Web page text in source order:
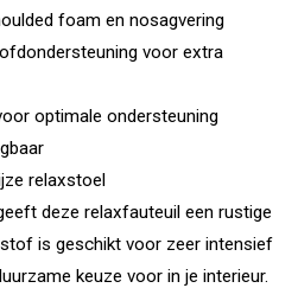
foam en nosagvering
voor extra
optimale ondersteuning
relaxstoel
deze relaxfauteuil een rustige
is geschikt voor zeer intensief
keuze voor in je interieur.